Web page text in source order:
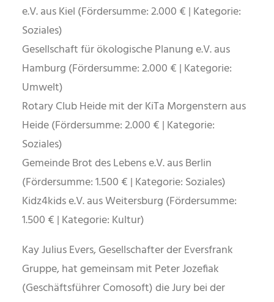
e.V. aus Kiel (Fördersumme: 2.000 € | Kategorie:
Soziales)
Gesellschaft für ökologische Planung e.V. aus
Hamburg (Fördersumme: 2.000 € | Kategorie:
Umwelt)
Rotary Club Heide mit der KiTa Morgenstern aus
Heide (Fördersumme: 2.000 € | Kategorie:
Soziales)
Gemeinde Brot des Lebens e.V. aus Berlin
(Fördersumme: 1.500 € | Kategorie: Soziales)
Kidz4kids e.V. aus Weitersburg (Fördersumme:
1.500 € | Kategorie: Kultur)
Kay Julius Evers, Gesellschafter der Eversfrank
Gruppe, hat gemeinsam mit Peter Jozefiak
(Geschäftsführer Comosoft) die Jury bei der